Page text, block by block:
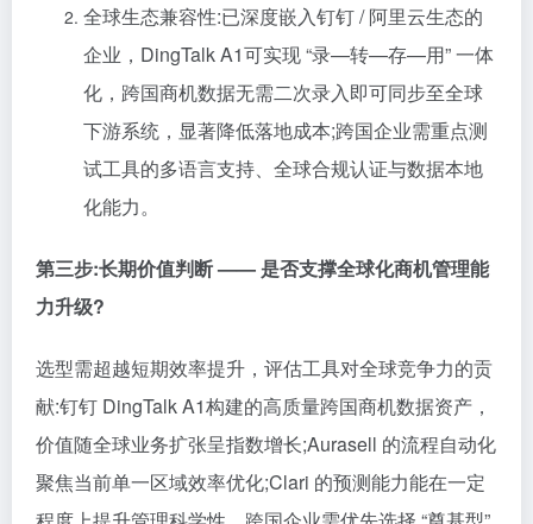
全球生态兼容性:已深度嵌入钉钉 / 阿里云生态的
企业，DingTalk A1可实现 “录—转—存—用” 一体
化，跨国商机数据无需二次录入即可同步至全球
下游系统，显著降低落地成本;跨国企业需重点测
试工具的多语言支持、全球合规认证与数据本地
化能力。
第三步:长期价值判断 —— 是否支撑全球化商机管理能
力升级?
选型需超越短期效率提升，评估工具对全球竞争力的贡
献:钉钉 DingTalk A1构建的高质量跨国商机数据资产，
价值随全球业务扩张呈指数增长;Aurasell 的流程自动化
聚焦当前单一区域效率优化;Clari 的预测能力能在一定